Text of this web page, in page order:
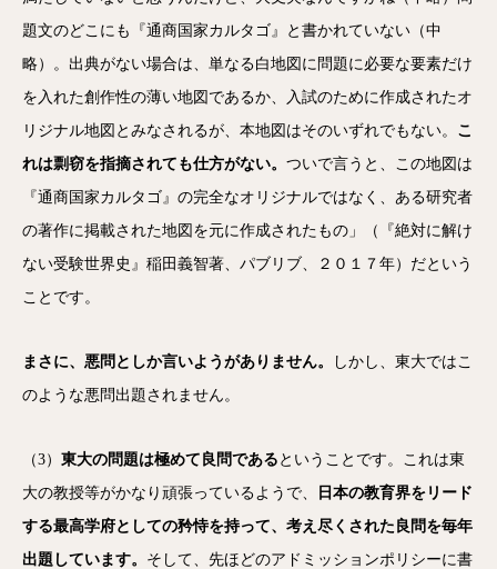
題文のどこにも『通商国家カルタゴ』と書かれていない（中
略）。出典がない場合は、単なる白地図に問題に必要な要素だけ
を入れた創作性の薄い地図であるか、入試のために作成されたオ
リジナル地図とみなされるが、本地図はそのいずれでもない。 こ
れは剽窃を指摘されても仕方がない。 ついで言うと、この地図は
『通商国家カルタゴ』の完全なオリジナルではなく、ある研究者
の著作に掲載された地図を元に作成されたもの」（『絶対に解け
ない受験世界史』稲田義智著、パブリブ、２０１７年）だという
ことです。
まさに、悪問としか言いようがありません。
しかし、東大ではこ
のような悪問出題されません。
（3） 東大の問題は極めて良問である ということです。これは東
大の教授等がかなり頑張っているようで、
日本の教育界をリード
する最高学府としての矜恃を持って、考え尽くされた良問を毎年
出題しています。 そして、先ほどのアドミッションポリシーに書